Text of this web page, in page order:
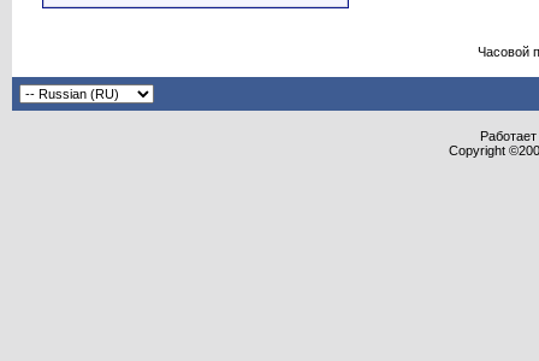
Часовой
Copyright